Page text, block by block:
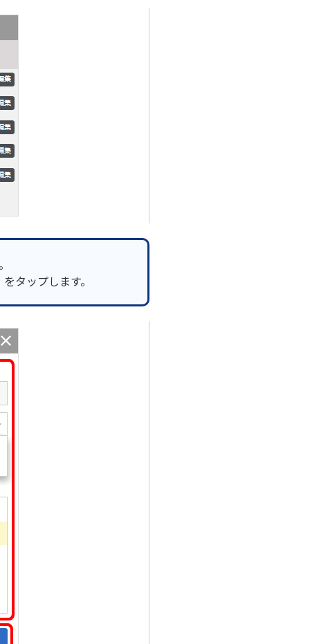
タップします。